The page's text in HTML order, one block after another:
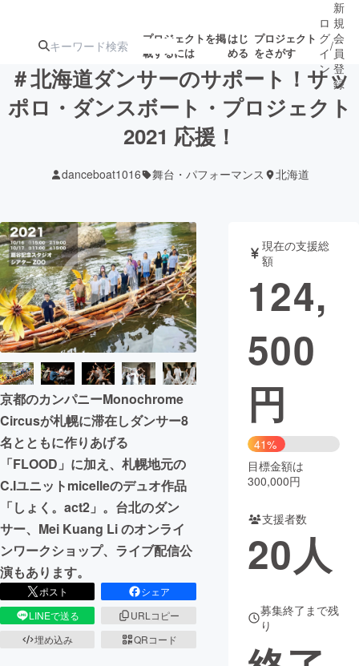
プロジェクトを掲
載するには
はじ
める
プロジェクト
をさがす
注目の新着プロ募集終了が近いプ
テクノロジー・ガジェット
映像・映画 書籍・雑誌
ビジネス・起業 チャレンジ
まちづくり・地域活性化
CAMPFIRE for Social Good
CAMPFIRE Creation
CAMPFIREふるさと納税machi-ya コミュニティ
ロ
グ
イ
ン
/
新
規
会
員
登
録
＃北海道ダンサーのサポート！サッ
ポロ・ダンスボート・プロジェクト
2021 応援！
danceboat1016 舞台・パフォーマンス 北海道
京都のカンパニーMonochrome
Circusが札幌に滞在しダンサー8
名とともに作りあげる
「FLOOD」に加え、札幌地元の
C.Iユニットmicelleのデュオ作品
「しょく。act2」。台北のダン
サー、Mei Kuang Li のオンライ
ンワークショップ、ライブ配信公
演もあります。
ポスト
シェア
LINEで送る
URLコピー
埋め込み
QRコード
現在の支援総
額
124,
500
円
41%
目標金額は
300,000円
支援者数
20人
募集終了まで残
り